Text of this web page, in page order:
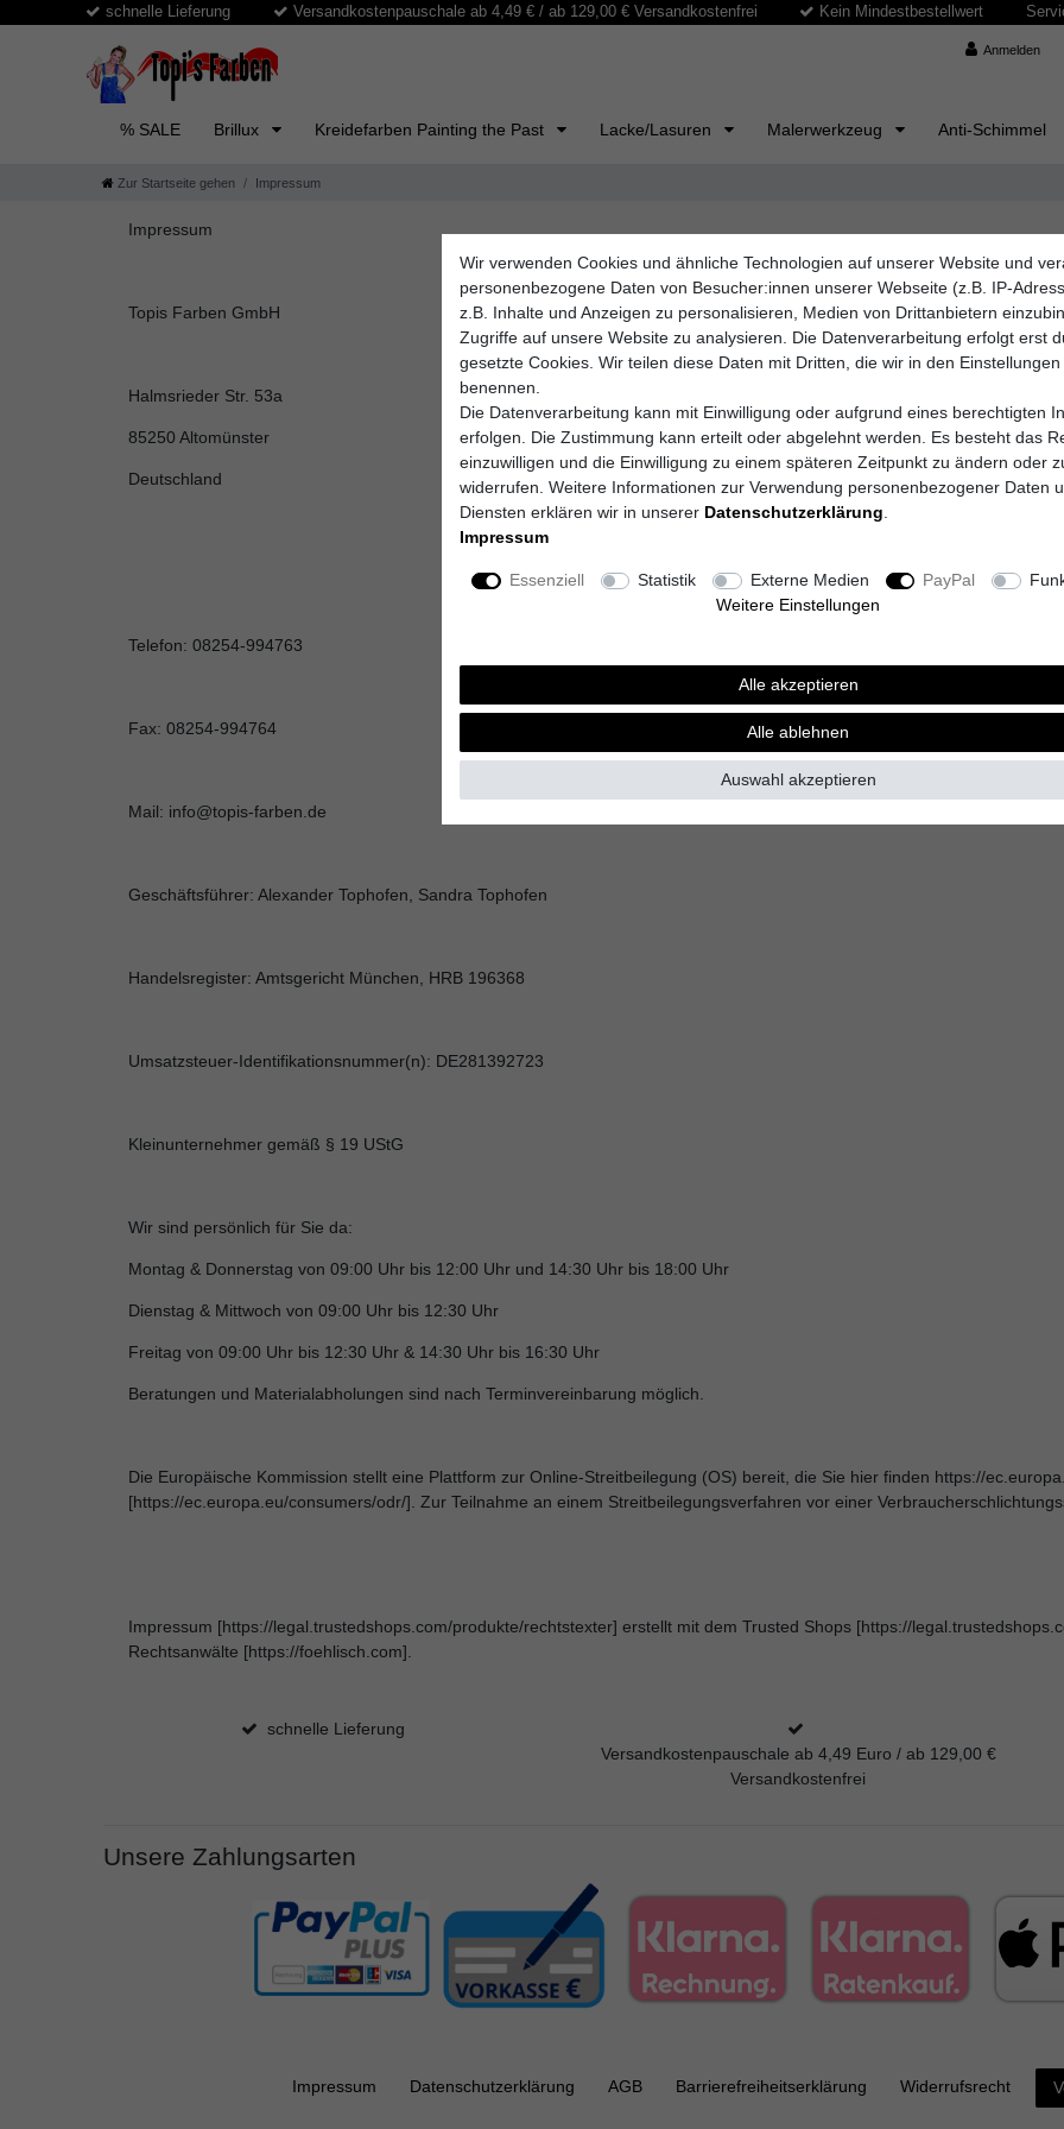
schnelle Lieferung Versandkostenpauschale ab 4,49 € / ab 129,00 € Versandkostenfrei Kein Mindestbestellwert
Anmelden
% SALE Brillux Kreidefarben Painting the Past Lacke/Lasuren Malerwerkzeug Anti-Schimmel
Zur Startseite gehen Impressum
Impressum
Topis Farben GmbH
Halmsrieder Str. 53a
85250 Altomünster
Deutschland
Telefon: 08254-994763
Fax: 08254-994764
Mail: info@topis-farben.de
Geschäftsführer: Alexander Tophofen, Sandra Tophofen
Handelsregister: Amtsgericht München, HRB 196368
Umsatzsteuer-Identifikationsnummer(n): DE281392723
Kleinunternehmer gemäß § 19 UStG
Wir sind persönlich für Sie da:
Montag & Donnerstag von 09:00 Uhr bis 12:00 Uhr und 14:30 Uhr bis 18:00 Uhr
Dienstag & Mittwoch von 09:00 Uhr bis 12:30 Uhr
Freitag von 09:00 Uhr bis 12:30 Uhr & 14:30 Uhr bis 16:30 Uhr
Beratungen und Materialabholungen sind nach Terminvereinbarung möglich.
Die Europäische Kommission stellt eine Plattform zur Online-Streitbeilegung (OS) bereit, die Sie hier finden https://
[https://ec.europa.eu/consumers/odr/]. Zur Teilnahme an einem Streitbeilegungsverfahren vor einer
Impressum [https://legal.trustedshops.com/produkte/rechtstexter] erstellt mit dem Trusted Shops [https://
Rechtsanwälte [https://foehlisch.com].
schnelle Lieferung
Versandkostenpauschale ab 4,49 Euro / ab 129,00 €
Versandkostenfrei
Unsere Zahlungsarten
Impressum Daten­schutz­erklärung AGB Barrierefreiheitserklärung Widerrufs­recht
Wir verwenden Cookies und ähnliche Technologien auf unserer Website und
personenbezogene Daten von Besucher:innen unserer Webseite (z.B. IP-
z.B. Inhalte und Anzeigen zu personalisieren, Medien von Drittanbietern
Zugriffe auf unsere Website zu analysieren. Die Datenverarbeitung erfolgt erst
gesetzte Cookies. Wir teilen diese Daten mit Dritten, die wir in den Einstellungen
benennen.
Die Datenverarbeitung kann mit Einwilligung oder aufgrund eines berechtigten
erfolgen. Die Zustimmung kann erteilt oder abgelehnt werden. Es besteht das
einzuwilligen und die Einwilligung zu einem späteren Zeitpunkt zu ändern oder
widerrufen. Weitere Informationen zur Verwendung personenbezogener Daten
Diensten erklären wir in unserer Daten­schutz­erklärung
Impressum
Essenziell Statistik Externe Medien PayPal
Weitere Einstellungen
Alle akzeptieren
Alle ablehnen
Auswahl akzeptieren